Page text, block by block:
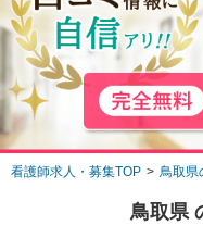
看護師求人・募集TOP 鳥取県
鳥取県